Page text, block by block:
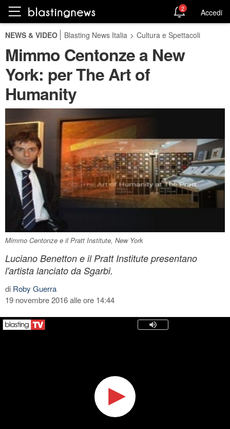
2 Accedi
NEWS & VIDEO Blasting News Italia > Cultura e Spettacoli
Mimmo Centonze a New
York: per The Art of
Humanity
Mimmo Centonze e il Pratt Institute, New York
Luciano Benetton e il Pratt Institute presentano
l'artista lanciato da Sgarbi.
di Roby Guerra
19 novembre 2016 alle ore 14:44